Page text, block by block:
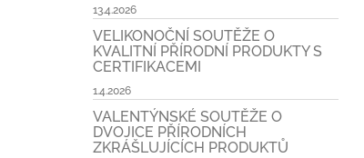
13.4.2026
VELIKONOČNÍ SOUTĚŽE O
KVALITNÍ PŘÍRODNÍ PRODUKTY S
CERTIFIKACEMI
1.4.2026
VALENTÝNSKÉ SOUTĚŽE O
DVOJICE PŘÍRODNÍCH
ZKRÁŠLUJÍCÍCH PRODUKTŮ